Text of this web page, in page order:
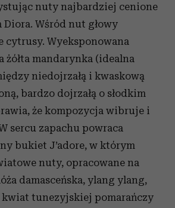
nuty najbardziej cenione
Wśród nut głowy
cytrusy. Wyeksponowana
żółta mandarynka (idealna
niedojrzałą i kwaskową
bardzo dojrzałą o słodkim
że kompozycja wibruje i
sercu zapachu powraca
bukiet J’adore, w którym
nuty, opracowane na
damasceńska, ylang ylang,
kwiat tunezyjskiej pomarańczy